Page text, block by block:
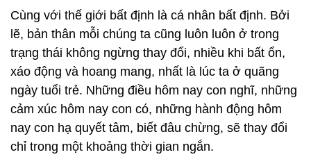
Cùng với thế giới bất định là cá nhân bất định. Bởi
lẽ, bản thân mỗi chúng ta cũng luôn luôn ở trong
trạng thái không ngừng thay đổi, nhiều khi bất ổn,
xáo động và hoang mang, nhất là lúc ta ở quãng
ngày tuổi trẻ. Những điều hôm nay con nghĩ, những
cảm xúc hôm nay con có, những hành động hôm
nay con hạ quyết tâm, biết đâu chừng, sẽ thay đổi
chỉ trong một khoảng thời gian ngắn.